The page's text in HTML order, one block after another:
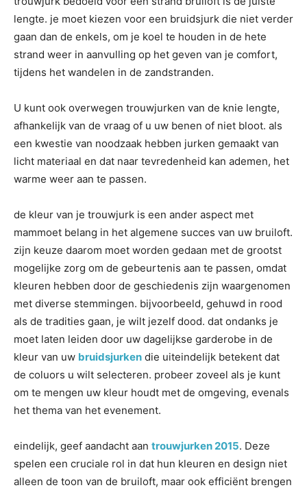
lengte. je moet kiezen voor een bruidsjurk die niet verder
gaan dan de enkels, om je koel te houden in de hete
strand weer in aanvulling op het geven van je comfort,
tijdens het wandelen in de zandstranden.
U kunt ook overwegen trouwjurken van de knie lengte,
afhankelijk van de vraag of u uw benen of niet bloot. als
een kwestie van noodzaak hebben jurken gemaakt van
licht materiaal en dat naar tevredenheid kan ademen, het
warme weer aan te passen.
de kleur van je trouwjurk is een ander aspect met
mammoet belang in het algemene succes van uw bruiloft.
zijn keuze daarom moet worden gedaan met de grootst
mogelijke zorg om de gebeurtenis aan te passen, omdat
kleuren hebben door de geschiedenis zijn waargenomen
met diverse stemmingen. bijvoorbeeld, gehuwd in rood
als de tradities gaan, je wilt jezelf dood. dat ondanks je
moet laten leiden door uw dagelijkse garderobe in de
kleur van uw bruidsjurken die uiteindelijk betekent dat
de coluors u wilt selecteren. probeer zoveel als je kunt
om te mengen uw kleur houdt met de omgeving, evenals
het thema van het evenement.
eindelijk, geef aandacht aan trouwjurken 2015. Deze
spelen een cruciale rol in dat hun kleuren en design niet
alleen de toon van de bruiloft, maar ook efficiënt brengen